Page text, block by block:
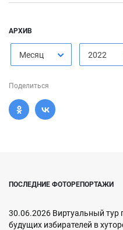
АРХИВ
Месяц 2022
Поделиться
ПОСЛЕДНИЕ ФОТОРЕПОРТАЖИ
30.06.2026 Виртуальный тур
будущих избирателей в